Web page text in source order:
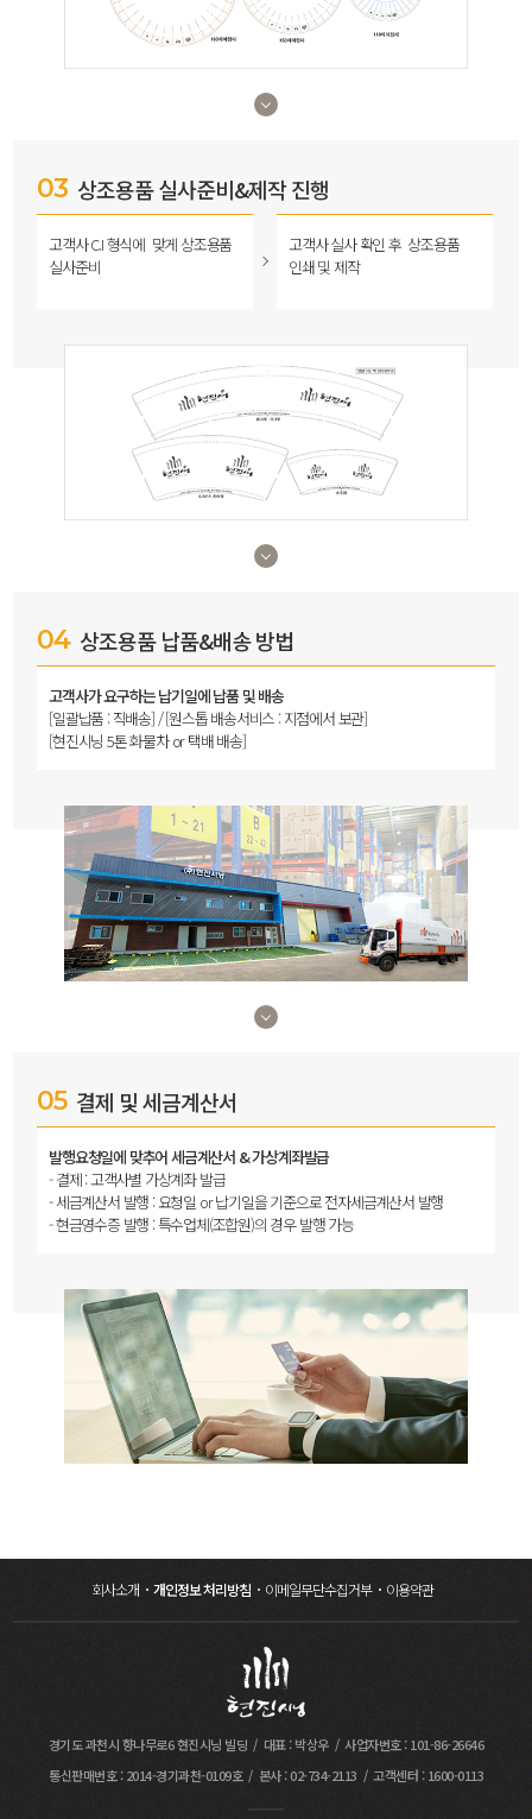
03 상조용품 실사준비&제작 진행
고객사 C.I 형식에 맞게 상조용품
실사준비
고객사 실사 확인 후 상조용품
인쇄 및 제작
04 상조용품 납품&배송 방법
고객사가 요구하는 납기일에 납품 및 배송
[일괄납품 : 직배송] / [원스톱 배송서비스 : 지점에서 보관]
[현진시닝 5톤 화물차 or 택배 배송]
05 결제 및 세금계산서
발행요청일에 맞추어 세금계산서 & 가상계좌발급
결제 : 고객사별 가상계좌 발급
세금계산서 발행 : 요청일 or 납기일을 기준으로 전자세금계산서 발행
현금영수증 발행 : 특수업체(조합원)의 경우 발행 가능
회사소개 개인정보 처리방침 이메일무단수집거부 이용약관
경기도 과천시 향나무로6 현진시닝 빌딩 대표 : 박상우
사업자번호 : 101-86-26646
통신판매번호 : 2014-경기과천-0109호
본사 : 02-734-2113 고객센터 : 1600-0113